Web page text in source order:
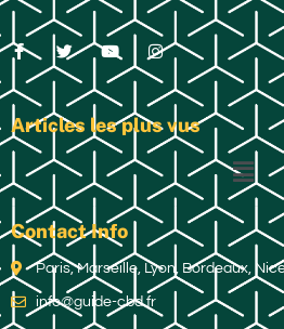
Articles les plus vus
Contact Info
Paris, Marseille, Lyon, Bordeaux,
info@guide-cbd.fr